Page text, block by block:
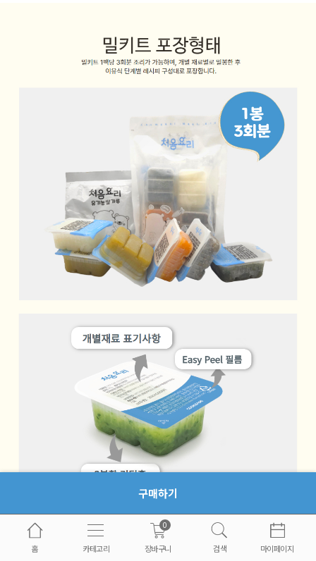
구매하기
홈 카테고리 장바구니
0
검색 마이페이지